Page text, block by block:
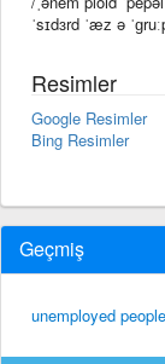
ˈsɪdɜrd ˈæz ə
Resimler
Google Resimler
Bing Resimler
Geçmiş
unemployed